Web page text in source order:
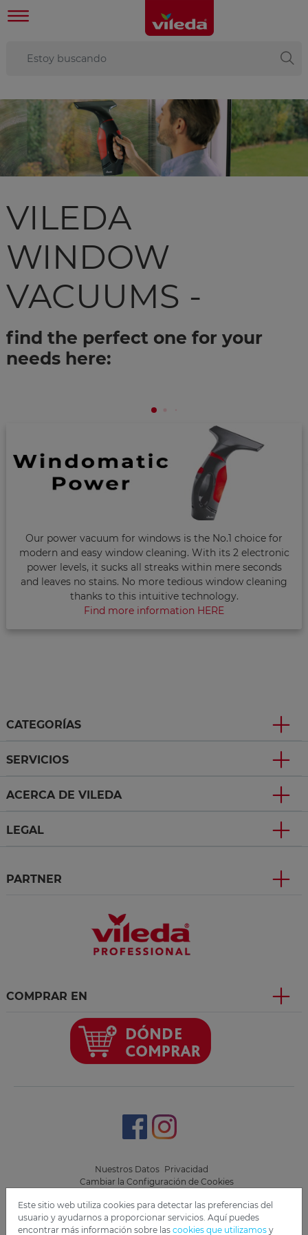
VILEDA
WINDOW
VACUUMS -
find the perfect one for your
needs here:
Our power vacuum for windows is the No.1 choice for
modern and easy window cleaning. With its 2 electronic
power levels, it sucks all streaks within mere seconds
and leaves no stains. No more tedious window cleaning
thanks to this intuitive technology.
Find more information HERE
CATEGORÍAS
SERVICIOS
ACERCA DE VILEDA
LEGAL
PARTNER
COMPRAR EN
Copyright 2019 Freudenberg Home and Cleaning Solutions
GmbH.
Nuestros Datos Privacidad
Cambiar la Configuración de Cookies
Este sitio web utiliza cookies para detectar las preferencias del
usuario y ayudarnos a proporcionar servicios. Aquí puedes
encontrar más información sobre las cookies que utilizamos y